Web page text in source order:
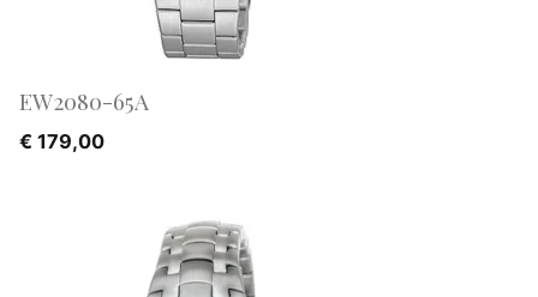
EW2080-65A
€ 179,00